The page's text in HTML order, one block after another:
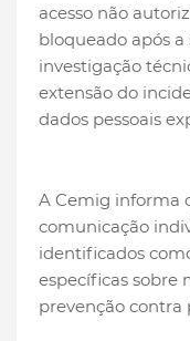
acesso não
bloqueado após a
investigação
extensão do
dados pessoais
A Cemig informa
comunicação
identificados
específicas sobre
prevenção contra